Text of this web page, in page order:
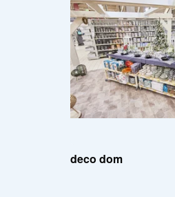
deco dom